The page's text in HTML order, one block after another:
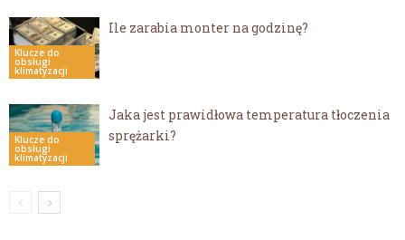
Klucze do
obsługi
klimatyzacji
Ile zarabia monter na godzinę?
Klucze do
obsługi
klimatyzacji
Jaka jest prawidłowa temperatura tłoczenia
sprężarki?